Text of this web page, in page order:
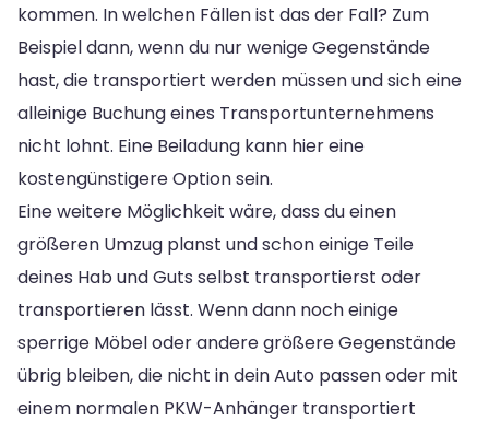
kommen. In welchen Fällen ist das der Fall? Zum
Beispiel dann, wenn du nur wenige Gegenstände
hast, die transportiert werden müssen und sich eine
alleinige Buchung eines Transportunternehmens
nicht lohnt. Eine Beiladung kann hier eine
kostengünstigere Option sein.
Eine weitere Möglichkeit wäre, dass du einen
größeren Umzug planst und schon einige Teile
deines Hab und Guts selbst transportierst oder
transportieren lässt. Wenn dann noch einige
sperrige Möbel oder andere größere Gegenstände
übrig bleiben, die nicht in dein Auto passen oder mit
einem normalen PKW-Anhänger transportiert